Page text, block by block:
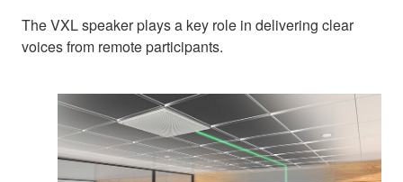
The VXL speaker plays a key role in delivering clear
voices from remote participants.